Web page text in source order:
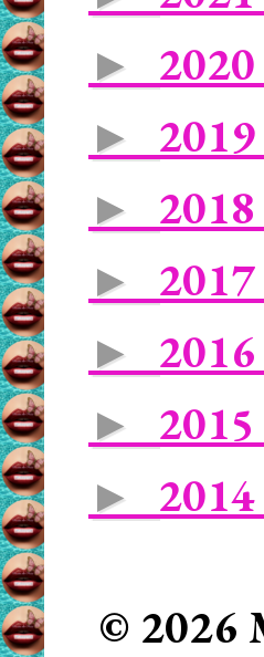
► 2020
► 2019
► 2018
► 2017
► 2016
► 2015
► 2014
© 2026